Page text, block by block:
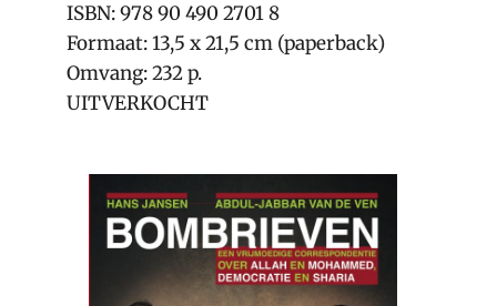
ISBN: 978 90 490 2701 8
Formaat: 13,5 x 21,5 cm (paperback)
Omvang: 232 p.
UITVERKOCHT